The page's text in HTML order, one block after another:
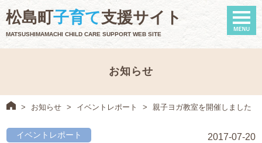
松島町子育て支援サイト
MATSUSHIMAMACHI CHILD CARE SUPPORT WEB SITE
お知らせ
> お知らせ > イベントレポート > 親子ヨガ教室を開催しました
2017-07-20
イベントレポート